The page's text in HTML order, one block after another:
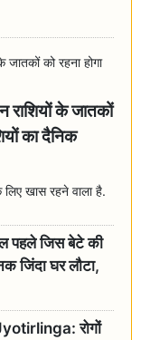
के जातकों
का दैनिक
खास रहने वाला है.
पहले जिस बेटे की
जिंदा घर लौटा,
रोगों